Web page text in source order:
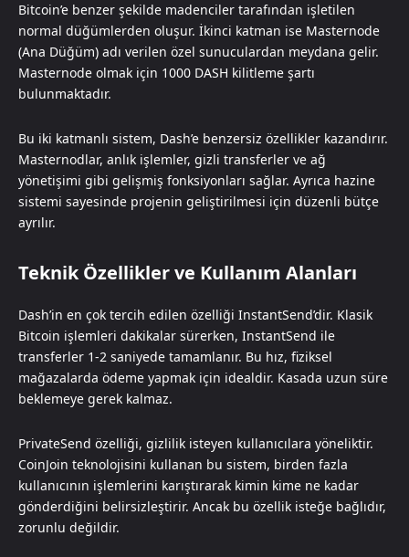
Bitcoin’e benzer şekilde madenciler tarafından işletilen
normal düğümlerden oluşur. İkinci katman ise Masternode
(Ana Düğüm) adı verilen özel sunuculardan meydana gelir.
Masternode olmak için 1000 DASH kilitleme şartı
bulunmaktadır.
Bu iki katmanlı sistem, Dash’e benzersiz özellikler kazandırır.
Masternodlar, anlık işlemler, gizli transferler ve ağ
yönetişimi gibi gelişmiş fonksiyonları sağlar. Ayrıca hazine
sistemi sayesinde projenin geliştirilmesi için düzenli bütçe
ayrılır.
Teknik Özellikler ve Kullanım Alanları
Dash’in en çok tercih edilen özelliği InstantSend’dir. Klasik
Bitcoin işlemleri dakikalar sürerken, InstantSend ile
transferler 1-2 saniyede tamamlanır. Bu hız, fiziksel
mağazalarda ödeme yapmak için idealdir. Kasada uzun süre
beklemeye gerek kalmaz.
PrivateSend özelliği, gizlilik isteyen kullanıcılara yöneliktir.
CoinJoin teknolojisini kullanan bu sistem, birden fazla
kullanıcının işlemlerini karıştırarak kimin kime ne kadar
gönderdiğini belirsizleştirir. Ancak bu özellik isteğe bağlıdır,
zorunlu değildir.